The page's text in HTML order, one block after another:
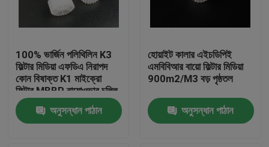
কারখানা ভ্রমণ
মান নিয়ন্ত্রণ
100% ভার্জিন পলিথিলিন K3
ফিল্টার মিডিয়া এফডিএ নিরাপদ
কোন বিষাক্ত K1 মাইক্রো
ফিল্টার MBBR বায়োওভার চুল্লি
চীন প্রস্তুতকারকের
অনুসন্ধান পাঠান
হোয়াইট কালার এইচডিপিই
এমবিবিআর বায়ো ফিল্টার মিডিয়া
900m2/M3 বড় পৃষ্ঠতল
অনুসন্ধান পাঠান